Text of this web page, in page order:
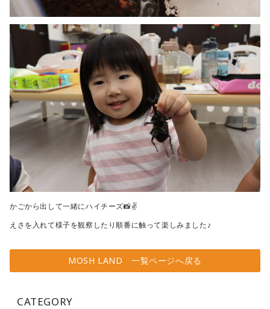
かごから出して一緒にハイチーズ📸✌
えさを入れて様子を観察したり順番に触って楽しみました♪
MOSH LAND 一覧ページへ戻る
CATEGORY